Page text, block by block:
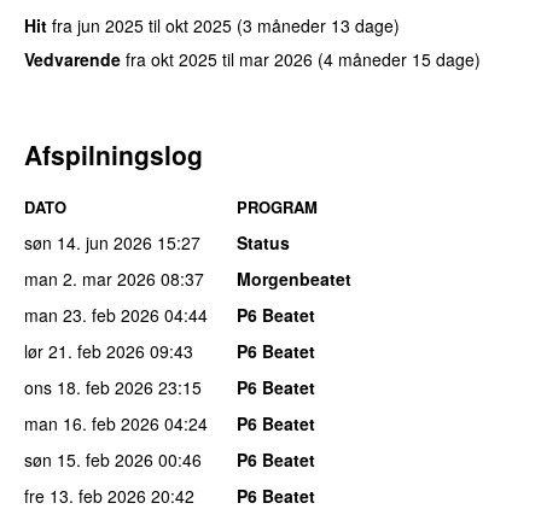
Hit fra jun 2025 til okt 2025 (3 måneder 13 dage)
Vedvarende fra okt 2025 til mar 2026 (4 måneder 15 dage)
Afspilningslog
DATO PROGRAM
søn 14. jun 2026 15:27
Status
man 2. mar 2026 08:37
Morgenbeatet
man 23. feb 2026 04:44
P6 Beatet
lør 21. feb 2026 09:43
P6 Beatet
ons 18. feb 2026 23:15
P6 Beatet
man 16. feb 2026 04:24
P6 Beatet
søn 15. feb 2026 00:46
P6 Beatet
fre 13. feb 2026 20:42
P6 Beatet